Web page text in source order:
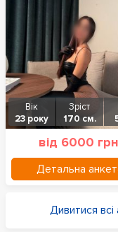
Вік
23 року
Зріст
170 см.
від 6000
Детальна
Дивитися всі